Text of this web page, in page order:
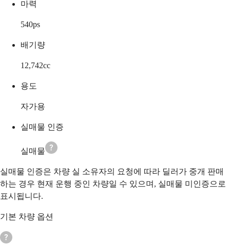
마력
540ps
배기량
12,742cc
용도
자가용
실매물 인증
실매물
실매물 인증은 차량 실 소유자의 요청에 따라 딜러가 중개 판매
하는 경우 현재 운행 중인 차량일 수 있으며, 실매물 미인증으로
표시됩니다.
기본 차량 옵션